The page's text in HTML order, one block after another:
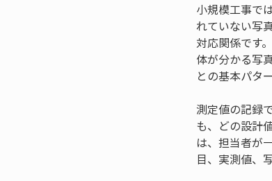
小規模工事で
れていない写
対応関係です
体が分かる写
との基本パタ
測定値の記録
も、どの設計
は、担当者が
目、実測値、